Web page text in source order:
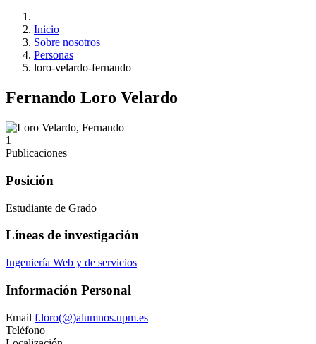
Inicio
Sobre nosotros
Personas
loro-velardo-fernando
Fernando Loro Velardo
1
Publicaciones
Posición
Estudiante de Grado
Líneas de investigación
Ingeniería Web y de servicios
Información Personal
Email f.loro(@)alumnos.upm.es
Teléfono